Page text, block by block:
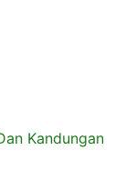
Kandungan